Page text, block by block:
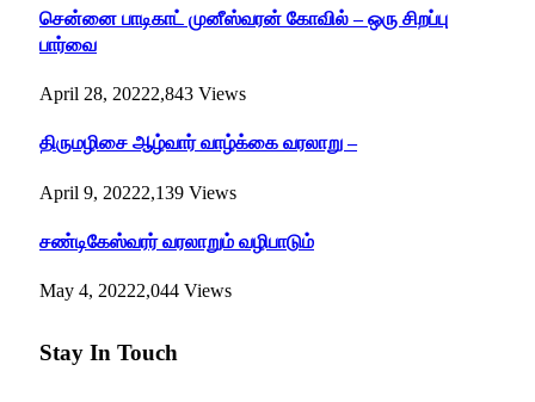
சென்னை பாடிகாட் முனீஸ்வரன் கோவில் – ஒரு சிறப்பு
பார்வை
April 28, 20222,843 Views
திருமழிசை ஆழ்வார் வாழ்க்கை வரலாறு –
April 9, 20222,139 Views
சண்டிகேஸ்வரர் வரலாறும் வழிபாடும்
May 4, 20222,044 Views
Stay In Touch